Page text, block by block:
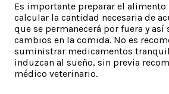
Es importante preparar el alimento
calcular la cantidad necesaria de
que se permanecerá por fuera y así
cambios en la comida. No es
suministrar medicamentos
induzcan al sueño, sin previa
médico veterinario.